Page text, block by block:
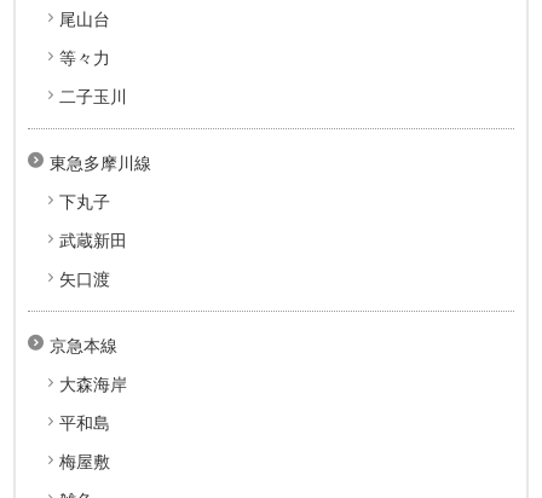
尾山台
等々力
二子玉川
東急多摩川線
下丸子
武蔵新田
矢口渡
京急本線
大森海岸
平和島
梅屋敷